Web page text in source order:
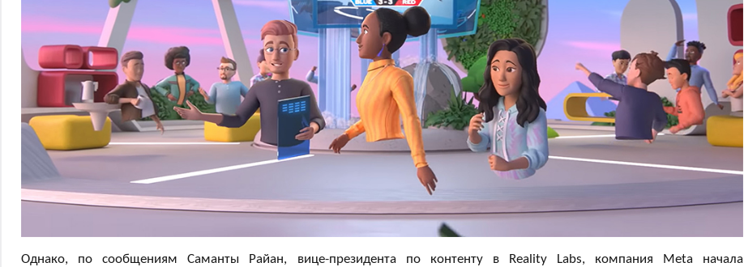
Однако, по сообщениям Саманты Райан, вице-президента по контенту в Reality Labs, компания Meta начала